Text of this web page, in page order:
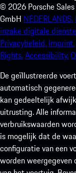
© 2026 Porsche
GmbH NEDERLANDS.
inzake digitale
Privacybeleid. Imprint.
Rights.Accessibility.
De geïllustreerde
automatisch
kan gedeeltelijk
uitrusting. Alle
verbruikswaarden
is mogelijk dat de
configuratie van een
worden